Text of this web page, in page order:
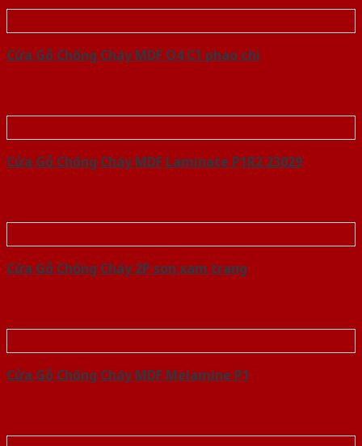
Cửa Gỗ Chống Cháy MDF O4 C1 phao chi
Cửa Gỗ Chống Cháy MDF Laminate P1R2 23029
Cửa Gỗ Chống Cháy 2P son xam trang
Cửa Gỗ Chống Cháy MDF Melamine P1